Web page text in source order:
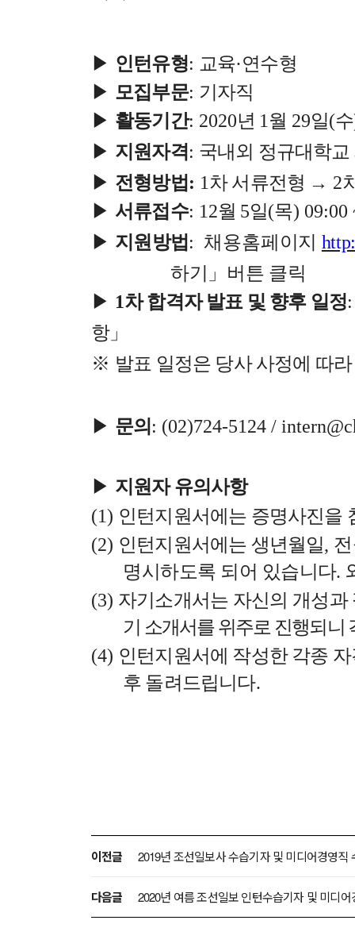
▶ 인턴유형: 교육·연수형
▶ 모집부문: 기자직
▶ 활동기간: 2020년 1 월 29일(수
▶ 지원자격 : 국내외 정규대학
▶ 전형방법 : 1차 서류전형 → 2
▶ 서류접수: 12월 5일(목) 09:00
▶ 지원방법 : 채용홈페이지
하기
」 버튼 클릭
▶ 1차 합격자 발표 및 향후 일정
항」
※ 발표 일정은 당사 사정에 따
▶ 문의 : (02)724-5124 /
▶ 지원자 유의사항
(1) 인턴지원서에는 증명사진을
(2) 인턴지원서에는 생년월일,
명시하도록 되어 있습니다.
(3) 자기소개서는 자신의 개성
기 소개서를 위주로 진행되니
(4) 인턴지원서에 작성한 각종
후 돌려드립니다.
이전글 2019년 조선일보사 수습기자 및 미디어경영직
다음글 2020년 여름 조선일보 인턴수습기자 및 미디